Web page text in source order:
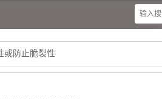
或防止脆裂性